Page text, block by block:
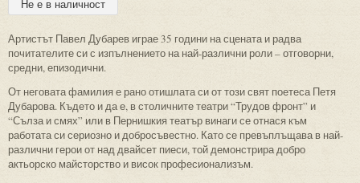
Артистът Павел Дубарев играе 35 години на сцената и радва
почитателите си с изпълнението на най-различни роли – отговорни,
средни, епизодични.
От неговата фамилия е рано отишлата си от този свят поетеса Петя
Дубарова. Където и да е, в столичните театри “Трудов фронт” и
“Сълза и смях” или в Пернишкия театър винаги се отнася към
работата си сериозно и добросъвестно. Като се превъплъщава в най-
различни герои от над двайсет пиеси, той демонстрира добро
актьорско майсторство и висок професионализъм.